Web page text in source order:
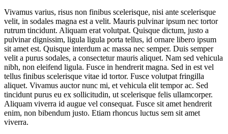
Vivamus varius, risus non finibus scelerisque, nisi ante scelerisque
velit, in sodales magna est a velit. Mauris pulvinar ipsum nec tortor
rutrum tincidunt. Aliquam erat volutpat. Quisque dictum, justo a
pulvinar dignissim, ligula ligula porta tellus, id ornare libero ipsum
sit amet est. Quisque interdum ac massa nec semper. Duis semper
velit a purus sodales, a consectetur mauris aliquet. Nam sed vehicula
nibh, non eleifend ligula. Fusce in hendrerit magna. Sed in est vel
tellus finibus scelerisque vitae id tortor. Fusce volutpat fringilla
aliquet. Vivamus auctor nunc mi, et vehicula elit tempor ac. Sed
tincidunt purus eu ex sollicitudin, ut scelerisque felis ullamcorper.
Aliquam viverra id augue vel consequat. Fusce sit amet hendrerit
enim, non bibendum justo. Etiam rhoncus luctus sem sit amet
viverra.